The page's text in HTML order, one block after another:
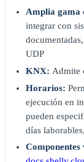
Amplia gama
integrar con
UDP
KNX: Admite
Horarios:
ejecución en
pueden
días